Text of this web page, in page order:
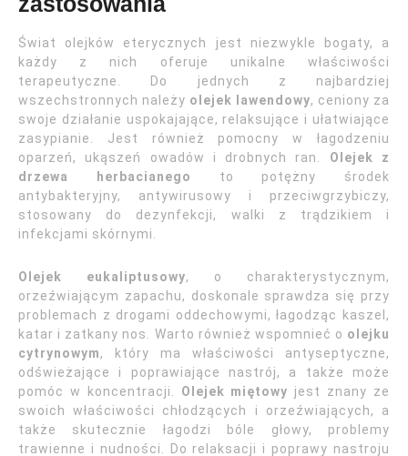
Świat olejków eterycznych jest niezwykle bogaty, a
każdy z nich oferuje unikalne właściwości
terapeutyczne. Do jednych z najbardziej
wszechstronnych należy olejek lawendowy, ceniony za
swoje działanie uspokajające, relaksujące i ułatwiające
zasypianie. Jest również pomocny w łagodzeniu
oparzeń, ukąszeń owadów i drobnych ran. Olejek z
drzewa herbacianego
to potężny środek
antybakteryjny, antywirusowy i przeciwgrzybiczy,
stosowany do dezynfekcji, walki z trądzikiem i
infekcjami skórnymi.
Olejek eukaliptusowy, o charakterystycznym,
orzeźwiającym zapachu, doskonale sprawdza się przy
problemach z drogami oddechowymi, łagodząc kaszel,
katar i zatkany nos. Warto również wspomnieć o olejku
cytrynowym, który ma właściwości antyseptyczne,
odświeżające i poprawiające nastrój, a także może
pomóc w koncentracji. Olejek miętowy jest znany ze
swoich właściwości chłodzących i orzeźwiających, a
także skutecznie łagodzi bóle głowy, problemy
trawienne i nudności. Do relaksacji i poprawy nastroju